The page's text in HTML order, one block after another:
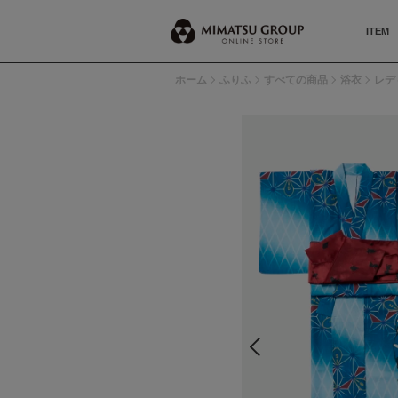
ITEM
ホーム ふりふ すべての商品 浴衣 レ